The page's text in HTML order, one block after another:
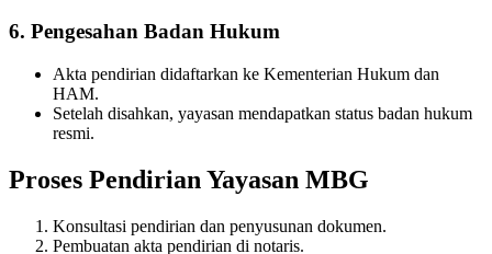
6. Pengesahan Badan Hukum
Akta pendirian didaftarkan ke Kementerian Hukum dan
HAM.
Setelah disahkan, yayasan mendapatkan status badan hukum
resmi.
Proses Pendirian Yayasan MBG
Konsultasi pendirian dan penyusunan dokumen.
Pembuatan akta pendirian di notaris.